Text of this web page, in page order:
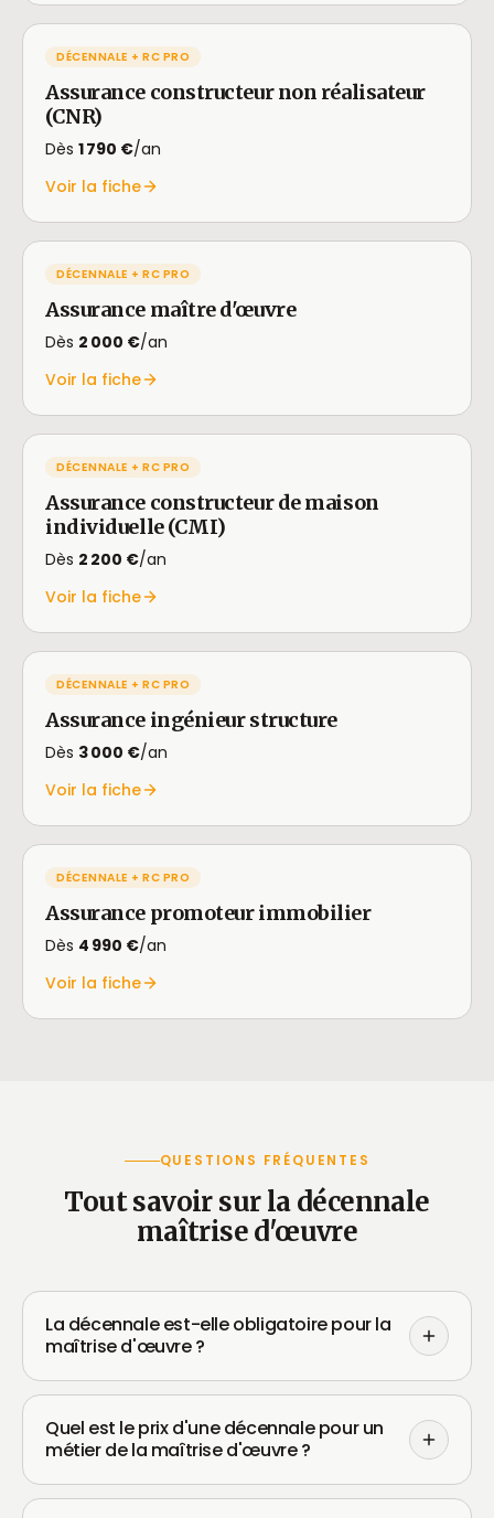
DÉCENNALE + RC PRO
Assurance constructeur non réalisateur
(CNR)
Dès 1 790 €/an
Voir la fiche
DÉCENNALE + RC PRO
Assurance maître d'œuvre
Dès 2 000 €/an
Voir la fiche
DÉCENNALE + RC PRO
Assurance constructeur de maison
individuelle (CMI)
Dès 2 200 €/an
Voir la fiche
DÉCENNALE + RC PRO
Assurance ingénieur structure
Dès 3 000 €/an
Voir la fiche
DÉCENNALE + RC PRO
Assurance promoteur immobilier
Dès 4 990 €/an
Voir la fiche
QUESTIONS FRÉQUENTES
Tout savoir sur la décennale
maîtrise d'œuvre
La décennale est-elle obligatoire pour la
maîtrise d'œuvre ?
Quel est le prix d'une décennale pour un
métier de la maîtrise d'œuvre ?